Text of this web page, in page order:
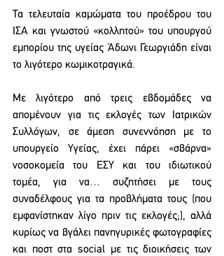
Τα τελευταία καμώματα του προέδρου του
ΙΣΑ και γνωστού «κολλητού» του υπουργού
εμπορίου της υγείας Άδωνι Γεωργιάδη είναι
το λιγότερο κωμικοτραγικά.
Με λιγότερο από τρεις εβδομάδες να
απομένουν για τις εκλογές των Ιατρικών
Συλλόγων, σε άμεση συνεννόηση με το
υπουργείο Υγείας, έχει πάρει «σβάρνα»
νοσοκομεία του ΕΣΥ και του ιδιωτικού
τομέα, για να… συζητήσει με τους
συναδέλφους για τα προβλήματα τους (που
εμφανίστηκαν λίγο πριν τις εκλογές;), αλλά
κυρίως να βγάλει πανηγυρικές φωτογραφίες
και ποστ στα social με τις διοικήσεις των